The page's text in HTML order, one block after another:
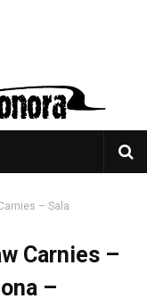
– Sala
Carnies –
–